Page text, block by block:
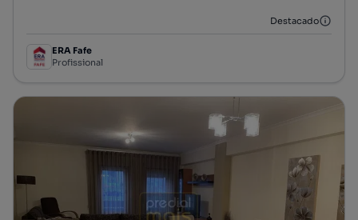
Destacado
ERA Fafe
Profissional